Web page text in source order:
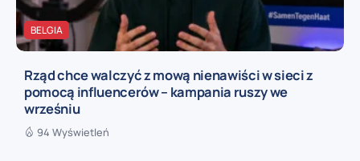
BELGIA
Rząd chce walczyć z mową nienawiści w sieci z
pomocą influencerów – kampania ruszy we
wrześniu
94 Wyświetleń